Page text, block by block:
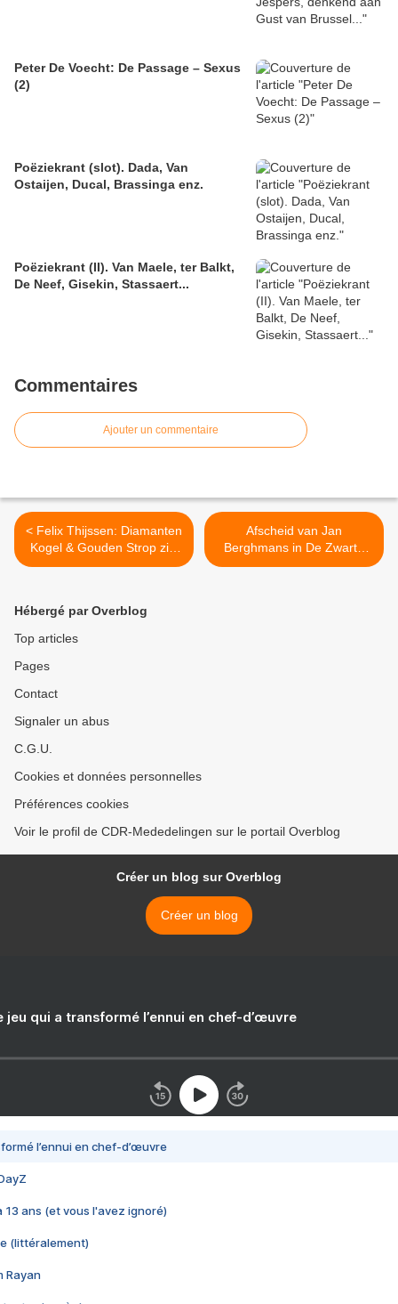
Peter De Voecht: De Passage – Sexus
(2)
Poëziekrant (slot). Dada, Van
Ostaijen, Ducal, Brassinga enz.
Poëziekrant (II). Van Maele, ter Balkt,
De Neef, Gisekin, Stassaert...
Commentaires
Ajouter un commentaire
< Felix Thijssen: Diamanten
Kogel & Gouden Strop zijn
even belangrijk
Afscheid van Jan
Berghmans in De Zwarte
Panter >
Hébergé par Overblog
Top articles
Pages
Contact
Signaler un abus
C.G.U.
Cookies et données personnelles
Préférences cookies
Voir le profil de CDR-Mededelingen sur le portail Overblog
Créer un blog sur Overblog
Créer un blog
jeu qui a transformé l’ennui en chef-d’œuvre
l’ennui en chef-d’œuvre
13 ans (et vous l'avez ignoré)
(littéralement)
Rayan